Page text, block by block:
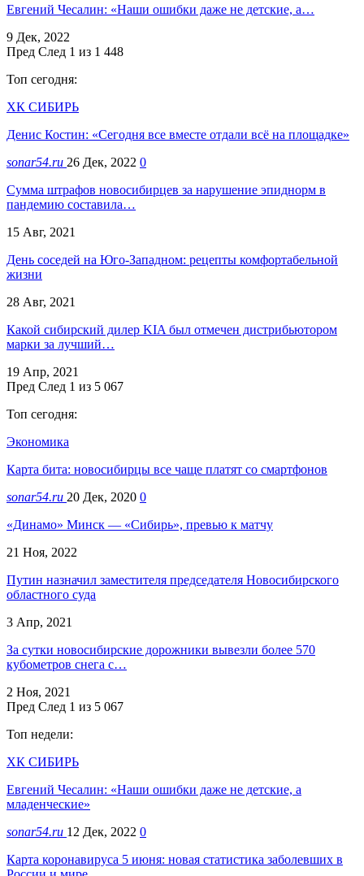
Евгений Чесалин: «Наши ошибки даже не детские, а…
9 Дек, 2022
Пред След 1 из 1 448
Топ сегодня:
ХК СИБИРЬ
Денис Костин: «Сегодня все вместе отдали всё на площадке»
sonar54.ru 26 Дек, 2022 0
Сумма штрафов новосибирцев за нарушение эпиднорм в
пандемию составила…
15 Авг, 2021
День соседей на Юго-Западном: рецепты комфортабельной
жизни
28 Авг, 2021
Какой сибирский дилер KIA был отмечен дистрибьютором
марки за лучший…
19 Апр, 2021
Пред След 1 из 5 067
Топ сегодня:
Экономика
Карта бита: новосибирцы все чаще платят со смартфонов
sonar54.ru 20 Дек, 2020 0
«Динамо» Минск — «Сибирь», превью к матчу
21 Ноя, 2022
Путин назначил заместителя председателя Новосибирского
областного суда
3 Апр, 2021
За сутки новосибирские дорожники вывезли более 570
кубометров снега с…
2 Ноя, 2021
Пред След 1 из 5 067
Топ недели:
ХК СИБИРЬ
Евгений Чесалин: «Наши ошибки даже не детские, а
младенческие»
sonar54.ru 12 Дек, 2022 0
Карта коронавируса 5 июня: новая статистика заболевших в